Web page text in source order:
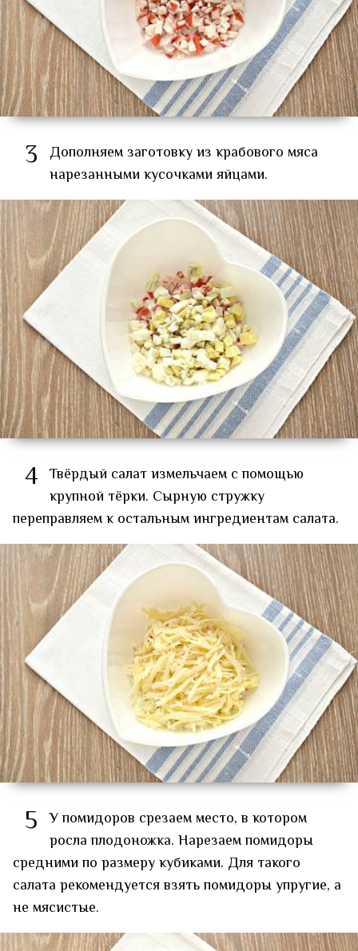
3
Дополняем заготовку из крабового мяса
нарезанными кусочками яйцами.
4 Твёрдый салат измельчаем с помощью
крупной тёрки. Сырную стружку
переправляем к остальным ингредиентам салата.
5 У помидоров срезаем место, в котором
росла плодоножка. Нарезаем помидоры
средними по размеру кубиками. Для такого
салата рекомендуется взять помидоры упругие, а
не мясистые.